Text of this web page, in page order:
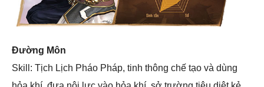
Đường Môn
Skill: Tịch Lịch Pháo Pháp, tinh thông chế tạo và dùng